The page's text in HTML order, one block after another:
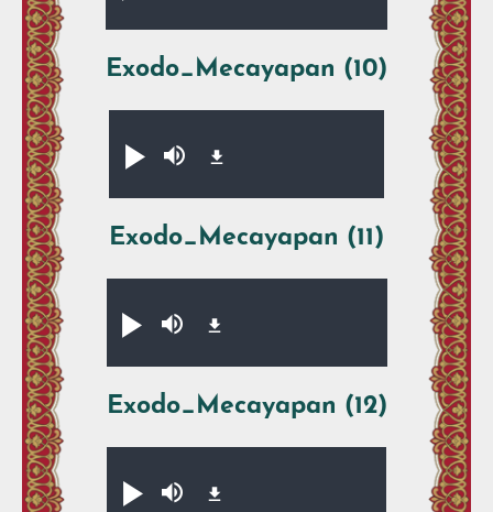
Exodo_Mecayapan (10)
Xikpe̱walti̱y
Silenciar
Exodo_Mecayapan (11)
Xikpe̱walti̱y
Silenciar
Exodo_Mecayapan (12)
Xikpe̱walti̱y
Silenciar